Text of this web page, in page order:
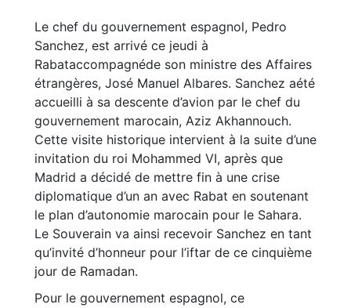
Le chef du gouvernement espagnol, Pedro
Sanchez, est arrivé ce jeudi à
Rabataccompagnéde son ministre des Affaires
étrangères, José Manuel Albares. Sanchez aété
accueilli à sa descente d’avion par le chef du
gouvernement marocain, Aziz Akhannouch.
Cette visite historique intervient à la suite d’une
invitation du roi Mohammed VI, après que
Madrid a décidé de mettre fin à une crise
diplomatique d’un an avec Rabat en soutenant
le plan d’autonomie marocain pour le Sahara.
Le Souverain va ainsi recevoir Sanchez en tant
qu’invité d’honneur pour l’iftar de ce cinquième
jour de Ramadan.
Pour le gouvernement espagnol, ce